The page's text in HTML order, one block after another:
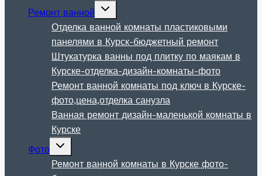
Ремонт ванной
Развернуть
дочернее
меню
Отделка ванной комнаты пластиковыми
панелями в Курск-бюджетный ремонт
Штукатурка ванны под плитку по маякам в
Курске-отделка-дизайн-комнаты-фото
Ремонт ванной комнаты под ключ в Курске-
фото,цена,отделка санузла
Ванная ремонт дизайн-маленькой комнаты в
Курске
Фото
Развернуть
дочернее
меню
Ремонт ванной комнаты в Курске фото-